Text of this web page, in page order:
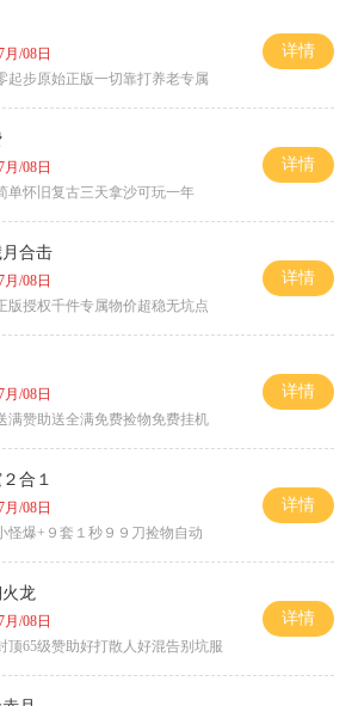
月/08日
起步原始正版一切靠打养老专属
详情
月/08日
单怀旧复古三天拿沙可玩一年
详情
月合击
月/08日
版授权千件专属物价超稳无坑点
详情
月/08日
满赞助送全满免费捡物免费挂机
详情
合１
月/08日
怪爆+９套１秒９９刀捡物自动
详情
火龙
月/08日
顶65级赞助好打散人好混告别坑服
详情